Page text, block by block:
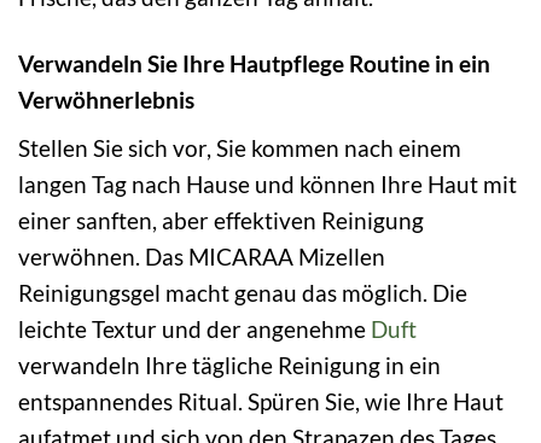
Verwandeln Sie Ihre Hautpflege Routine in ein
Verwöhnerlebnis
Stellen Sie sich vor, Sie kommen nach einem
langen Tag nach Hause und können Ihre Haut mit
einer sanften, aber effektiven Reinigung
verwöhnen. Das MICARAA Mizellen
Reinigungsgel macht genau das möglich. Die
leichte Textur und der angenehme Duft
verwandeln Ihre tägliche Reinigung in ein
entspannendes Ritual. Spüren Sie, wie Ihre Haut
aufatmet und sich von den Strapazen des Tages